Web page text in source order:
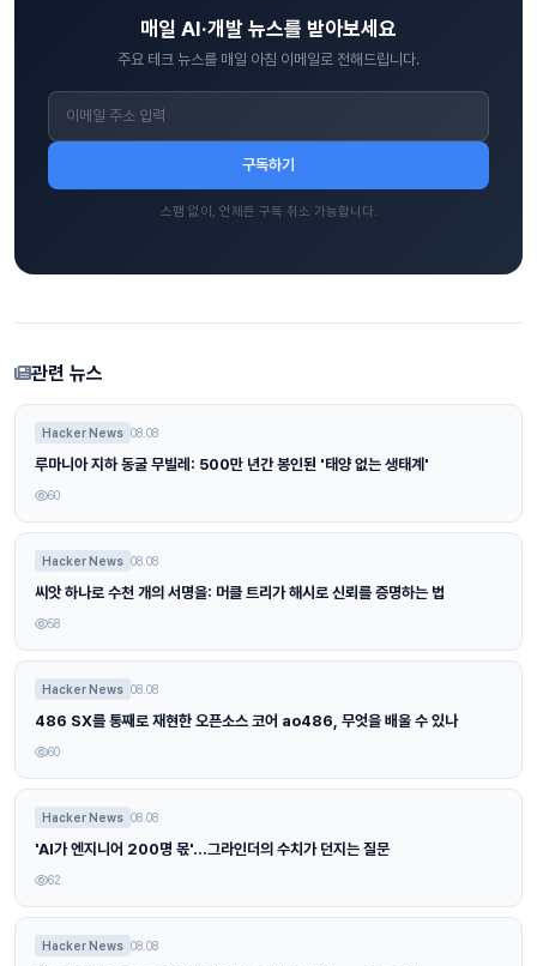
매일 AI·개발 뉴스를 받아보세요
주요 테크 뉴스를 매일 아침 이메일로 전해드립니다.
구독하기
스팸 없이, 언제든 구독 취소 가능합니다.
관련 뉴스
Hacker News 08.08
루마니아 지하 동굴 무빌레: 500만 년간 봉인된 '태양 없는 생태계'
60
Hacker News 08.08
씨앗 하나로 수천 개의 서명을: 머클 트리가 해시로 신뢰를 증명하는 법
58
Hacker News 08.08
486 SX를 통째로 재현한 오픈소스 코어 ao486, 무엇을 배울 수 있나
60
Hacker News 08.08
'AI가 엔지니어 200명 몫'…그라인더의 수치가 던지는 질문
62
Hacker News 08.08